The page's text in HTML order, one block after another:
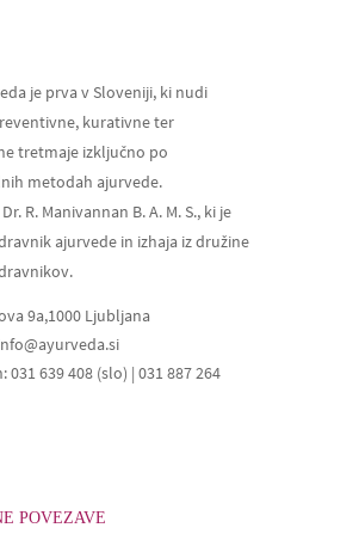
je prva v Sloveniji, ki nudi
kurativne ter
tretmaje izključno po
metodah ajurvede.
R. Manivannan B. A. M. S., ki je
ajurvede in izhaja iz družine
9a,1000 Ljubljana
031 639 408 (slo) | 031 887 264
POVEZAVE